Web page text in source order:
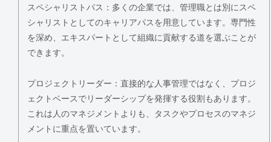
スペシャリストパス：多くの企業では、管理職とは別にスペ
シャリストとしてのキャリアパスを用意しています。専門性
を深め、エキスパートとして組織に貢献する道を選ぶことが
できます。
プロジェクトリーダー：直接的な人事管理ではなく、プロジ
ェクトベースでリーダーシップを発揮する役割もあります。
これは人のマネジメントよりも、タスクやプロセスのマネジ
メントに重点を置いています。